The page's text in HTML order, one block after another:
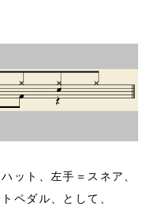
ット、左手＝スネア、
ペダル、として、